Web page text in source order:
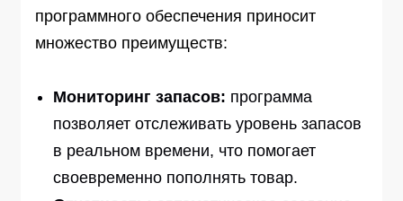
программного обеспечения приносит
множество преимуществ:
Мониторинг запасов: программа
позволяет отслеживать уровень запасов
в реальном времени, что помогает
своевременно пополнять товар.